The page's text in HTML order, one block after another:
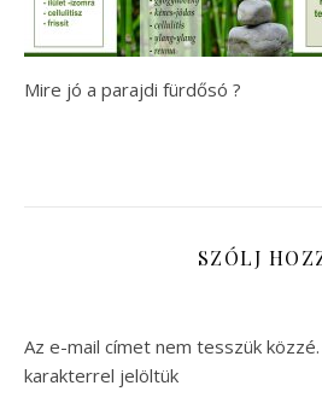
Mire jó a parajdi fürdősó ?
SZÓLJ
Az e-mail címet nem tesszük közzé.
karakterrel jelöltük